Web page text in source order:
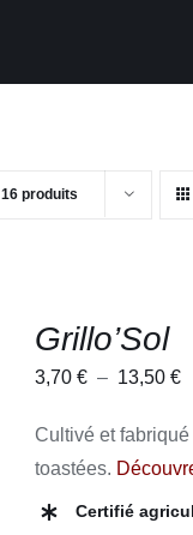
16 produits
Grillo’Sol
3,70€ – 13,50€
à
Cultivé et
toastées.
Certifié